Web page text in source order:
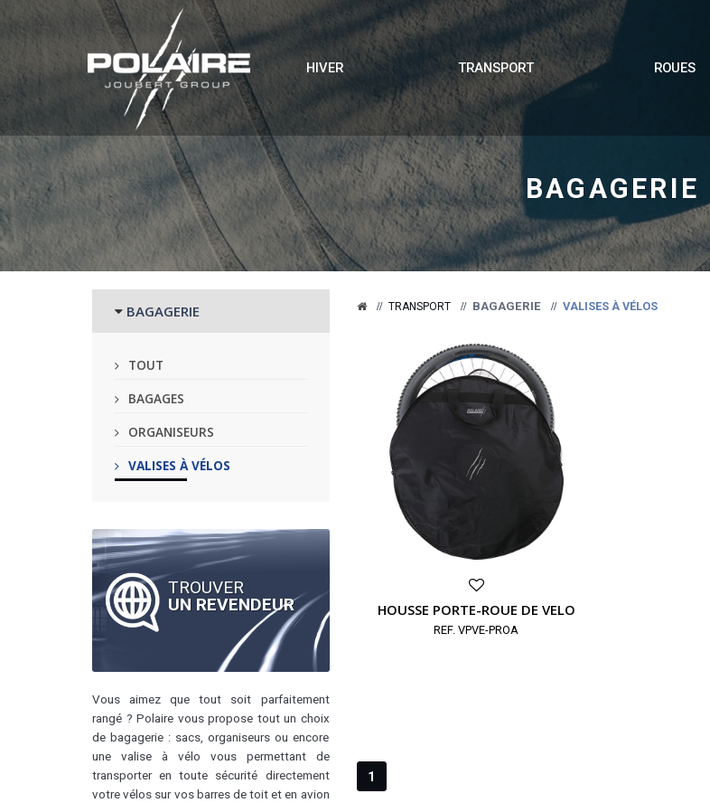
HIVER TRANSPORT ROUES
BAGAGERIE
BAGAGERIE
TOUT
BAGAGES
ORGANISEURS
VALISES À VÉLOS
TROUVER
UN REVENDEUR
Vous aimez que tout soit parfaitement
rangé ? Polaire vous propose tout un choix
de bagagerie : sacs, organiseurs ou encore
une valise à vélo vous permettant de
transporter en toute sécurité directement
votre vélos sur vos barres de toit et en avion
TRANSPORT BAGAGERIE VALISES À VÉLOS
HOUSSE PORTE-ROUE DE VELO
REF. VPVE-PROA
1